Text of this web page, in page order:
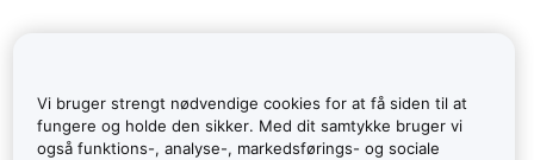
Vi bruger strengt nødvendige cookies for at få siden til at
fungere og holde den sikker. Med dit samtykke bruger vi
også funktions-, analyse-, markedsførings- og sociale